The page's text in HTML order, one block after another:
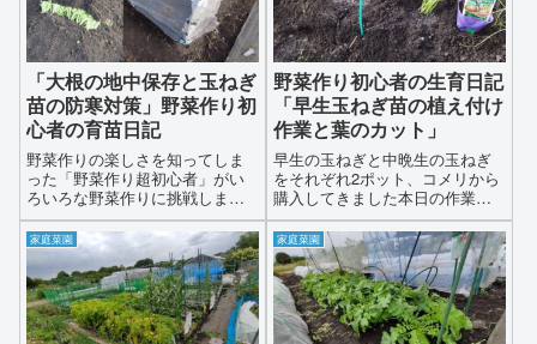
「大根の地中保存と玉ねぎ
苗の防寒対策」野菜作り初
心者の育苗日記
野菜作りの楽しさを知ってしま
った「野菜作り超初心者」がい
ろいろな野菜作りに挑戦しま
す！現在は秋冬野菜の大根,小松
菜、ほうれん草、結球レタス、
焼肉用高級レタスでお馴染みの
サンチュレタスや玉ねぎなどを
栽培しています
野菜作り初心者の生育日記
「早生玉ねぎ苗の植え付け
作業と葉のカット」
早生の玉ねぎと中晩生の玉ねぎ
をそれぞれ2ポット、コメリから
購入してきました本日の作業は
コメリから購入した早生の玉ね
ぎ「ソニック」の植える時期な
ので畑に植え付けしますそれか
ら、根張りを良くするためと植
え付けしたときにまっすぐ立つ
ように玉ねぎの葉っぱの上半分
カットします
家庭菜園 家庭菜園